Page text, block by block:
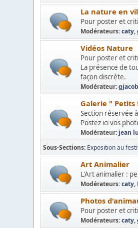
La nature en
Pour poster et
Modérateurs:caty,
Vidéos Nature
Pour poster et
La présence de
façon discrète.
Modérateur:
Galerie "
Section réservée
Postez ici vos
Modérateur: jean
Sous-Sections Exposition au
Art Animalier
L'Art animalier :
Modérateurs:caty,
Photos
Pour poster et
Modérateurs:caty,